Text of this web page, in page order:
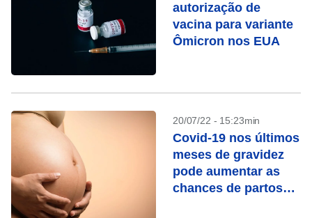
autorização de
vacina para variante
Ômicron nos EUA
20/07/22 - 15:23min
Covid-19 nos últimos
meses de gravidez
pode aumentar as
chances de partos